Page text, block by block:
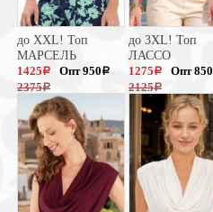
до XXL! Топ
МАРСЕЛЬ
1425 a
2375a
Опт 950 a
до 3XL! Топ
ЛАССО
1275 a
2125a
Опт 850